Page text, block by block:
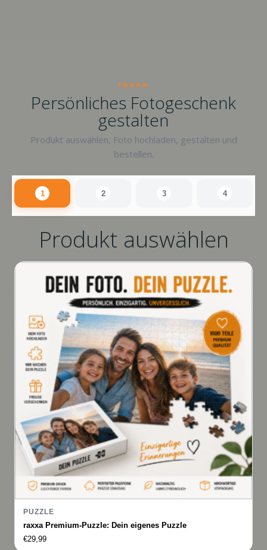
raxxa
Persönliches Fotogeschenk
gestalten
Produkt auswählen, Foto hochladen, gestalten und
bestellen.
1 2 3 4
Produkt auswählen
PUZZLE
raxxa Premium-Puzzle: Dein eigenes Puzzle
€29,99